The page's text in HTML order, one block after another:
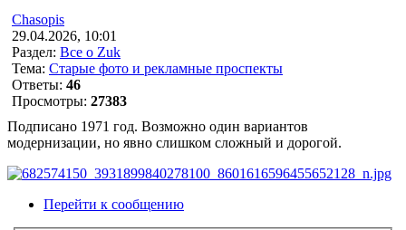
Chasopis
29.04.2026, 10:01
Раздел: Все о Zuk
Тема: Старые фото и рекламные проспекты
Ответы: 46
Просмотры: 27383
Подписано 1971 год. Возможно один вариантов
модернизации, но явно слишком сложный и дорогой.
Перейти к сообщению